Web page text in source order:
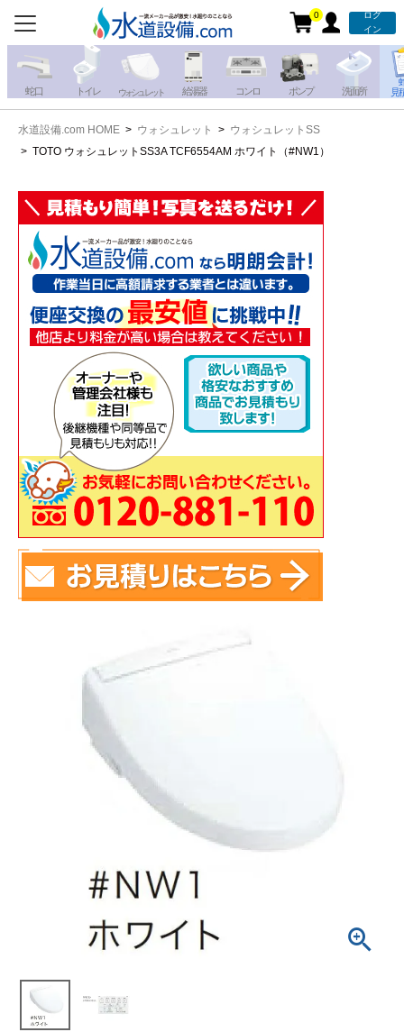
0
ログ
イン
蛇 口 トイレ ウォシュレット 給湯器 コンロ ポンプ 洗面所
見
お電話での注文・お見積も
承っております!!
携帯電話から
写真を送る
iPhone・iPadから
お問い合わせ
トイレ
ウォシュレッ
給湯器 コンロ
ポンプ 洗面台
蛇口（水栓）の交換はこちら
ウォシュレットなどの交換はこちら
給湯器の交換はこちら
ガスコンロの交換はこちら
トイレ見積もりフォーム
給湯器見積もりフォーム
取り扱いメーカー
水道設備.com HOME ウォシュレット
ウォシュレットSS
TOTO ウォシュレットSS3A TCF6554AM ホワイト（#NW1）